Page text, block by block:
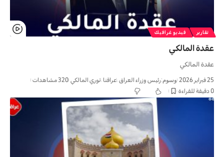
تقارير فيديو غرافيك
عقدة المالکي
عقدة المالکي
25 فبراير 2026 وسوم:رئیس وزراء العراق عراقنا نوري المالکي 320 مشاهدات
0 دقيقة للقراءة